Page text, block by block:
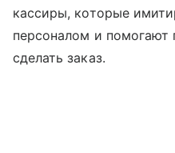
кассиры, которые
персоналом и помогают
сделать заказ.